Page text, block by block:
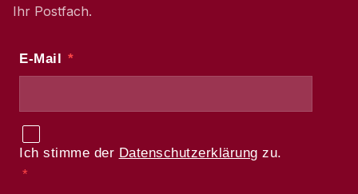
Ihr Postfach.